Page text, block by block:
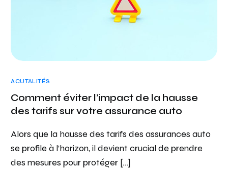
ACUTALITÉS
Comment éviter l’impact de la hausse
des tarifs sur votre assurance auto
Alors que la hausse des tarifs des assurances auto
se profile à l’horizon, il devient crucial de prendre
des mesures pour protéger […]